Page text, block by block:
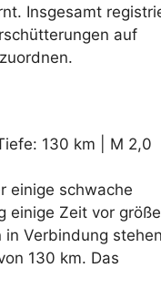
Insgesamt
auf
130 km | M 2,0
einige schwache
einige Zeit vor
Verbindung stehen
130 km. Das